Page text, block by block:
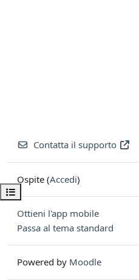
Apri indice del corso
Contatta il supporto
Ospite (Accedi)
Ottieni l'app mobile
Passa al tema standard
Powered by Moodle